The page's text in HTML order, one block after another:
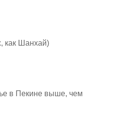
как Шанхай)
в Пекине выше, чем